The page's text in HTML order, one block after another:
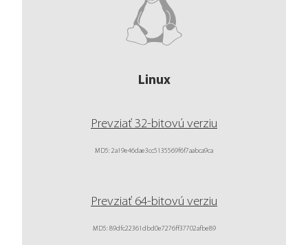
Linux
Prevziať 32-bitovú verziu
MD5: 2a19e46dae3cc5135569f6f7aabca9ca
Prevziať 64-bitovú verziu
MD5: 89dfc22361dbd0e7276ff37702afbe89